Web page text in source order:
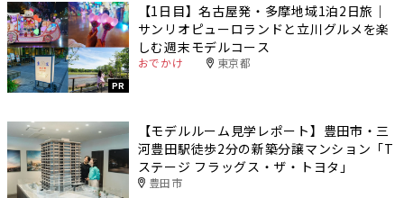
PR
【1日目】名古屋発・多摩地域1泊2日旅｜
サンリオピューロランドと立川グルメを楽
しむ週末モデルコース
おでかけ 東京都
【モデルルーム見学レポート】豊田市・三
河豊田駅徒歩2分の新築分譲マンション「T
ステージ フラッグス・ザ・トヨタ」
豊田市